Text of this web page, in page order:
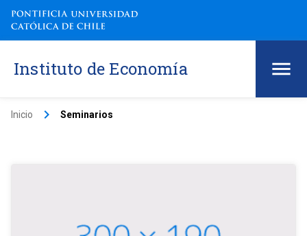
Instituto de Economía
Inicio keyboard_arrow_right Seminarios